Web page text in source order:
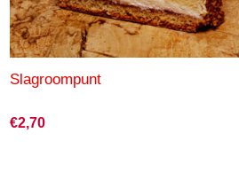
Slagroompunt
€2,70